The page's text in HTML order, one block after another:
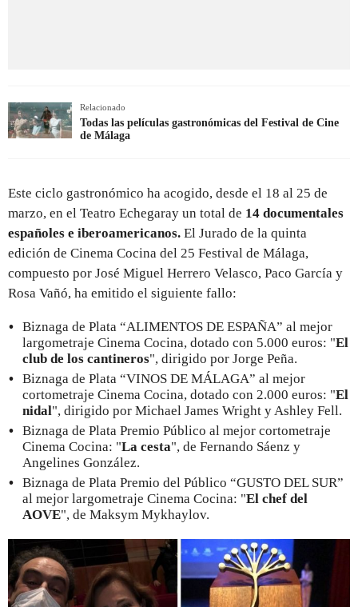
Relacionado
Todas las películas gastronómicas del Festival de Cine
de Málaga
Este ciclo gastronómico ha acogido, desde el 18 al 25 de
marzo, en el Teatro Echegaray un total de 14 documentales
españoles e iberoamericanos. El Jurado de la quinta
edición de Cinema Cocina del 25 Festival de Málaga,
compuesto por José Miguel Herrero Velasco, Paco García y
Rosa Vañó, ha emitido el siguiente fallo:
Biznaga de Plata “ALIMENTOS DE ESPAÑA” al mejor
largometraje Cinema Cocina, dotado con 5.000 euros: "El
club de los cantineros", dirigido por Jorge Peña.
Biznaga de Plata “VINOS DE MÁLAGA” al mejor
cortometraje Cinema Cocina, dotado con 2.000 euros: "El
nidal", dirigido por Michael James Wright y Ashley Fell.
Biznaga de Plata Premio Público al mejor cortometraje
Cinema Cocina: "La cesta", de Fernando Sáenz y
Angelines González.
Biznaga de Plata Premio del Público “GUSTO DEL SUR”
al mejor largometraje Cinema Cocina: "El chef del
AOVE", de Maksym Mykhaylov.